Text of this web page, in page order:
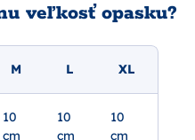
veľkosť opasku?
M L XL
10
cm
10
cm
10
cm